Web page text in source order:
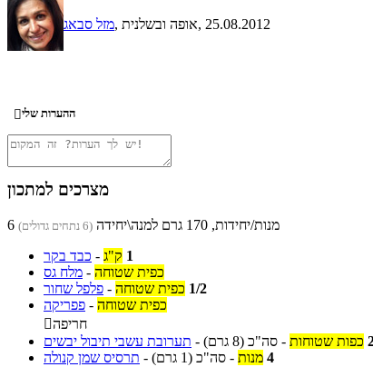
מזל סבאג , אופה ובשלנית, 25.08.2012
ההערות שלי
מצרכים למתכון
6 מנות/יחידות, 170 גרם למנה\יחידה (6 נתחים גדולים)
כבד בקר - 1 ק"ג
מלח גס - כפית שטוחה
פלפל שחור - 1/2 כפית שטוחה
פפריקה - כפית שטוחה
חריפה
תערובת עשבי תיבול יבשים - כפות שטוחות - סה"כ (8 גרם)
תרסיס שמן קנולה - 4 מנות - סה"כ (1 גרם)